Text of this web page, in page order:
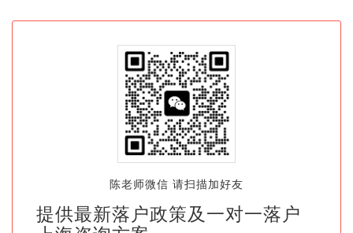
陈老师微信 请扫描加好友
提供最新落户政策及一对一落户